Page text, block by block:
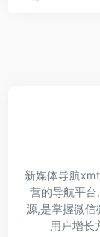
新媒体导航
营的导航平
源,是掌握微信
用户增长